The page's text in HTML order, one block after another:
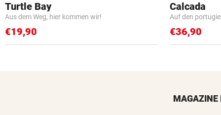
Turtle Bay
Aus dem Weg, hier kommen wir!
€19,90
Calcada
Auf den
€36,90
MAGAZINE